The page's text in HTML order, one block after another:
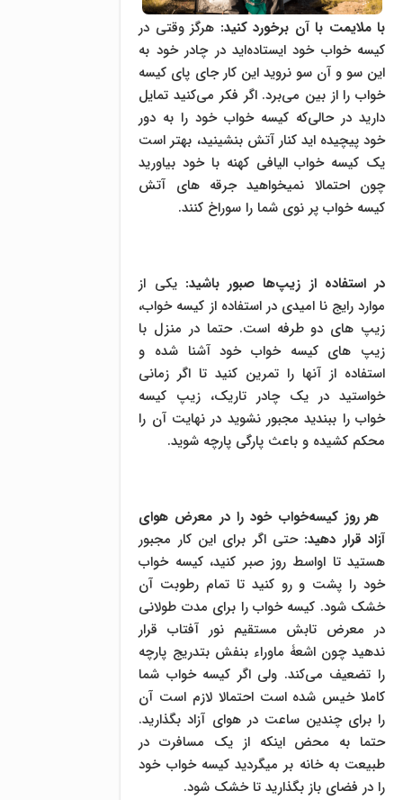
با ملایمت با آن برخورد کنید: هرگز وقتی در
کیسه خواب خود ایستاده‌اید در چادر خود به
این سو و آن سو نروید این کار جای پای کیسه
خواب را از بین می‌برد. اگر فکر می‌کنید تمایل
دارید در حالی‌که کیسه خواب خود را به دور
خود پیچیده اید کنار آتش بنشینید، بهتر است
یک کیسه خواب الیافی کهنه با خود بیاورید
چون احتمالا نمی­خواهید جرقه های آتش
کیسه خواب پر نوی شما را سوراخ کنند.
در استفاده از زیپ‌ها صبور باشید: یکی از
موارد رایج نا امیدی در استفاده از کیسه خواب،
زیپ های دو طرفه است. حتما در منزل با
زیپ های کیسه خواب خود آشنا شده و
استفاده از آنها را تمرین کنید تا اگر زمانی
خواستید در یک چادر تاریک، زیپ کیسه
خواب را ببندید مجبور نشوید در نهایت آن را
محکم کشیده و باعث پارگی پارچه شوید.
هر روز کیسه‌خواب خود را در معرض هوای
آزاد قرار دهید: حتی اگر برای این کار مجبور
هستید تا اواسط روز صبر کنید، کیسه خواب
خود را پشت و رو کنید تا تمام رطوبت آن
خشک شود. کیسه خواب را برای مدت طولانی
در معرض تابش مستقیم نور آفتاب قرار
ندهید چون اشعۀ ماوراء بنفش بتدریج پارچه
را تضعیف می‌کند. ولی اگر کیسه خواب شما
کاملا خیس شده است احتمالا لازم است آن
را برای چندین ساعت در هوای آزاد بگذارید.
حتما به محض اینکه از یک مسافرت در
طبیعت به خانه بر می­گردید کیسه خواب خود
را در فضای باز بگذارید تا خشک شود.